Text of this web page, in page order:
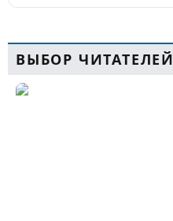
ВЫБОР ЧИТАТЕЛЕЙ